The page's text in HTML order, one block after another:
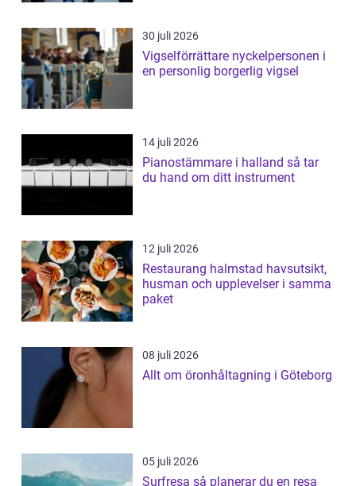
30 juli 2026
Vigselförrättare nyckelpersonen i
en personlig borgerlig vigsel
14 juli 2026
Pianostämmare i halland så tar
du hand om ditt instrument
12 juli 2026
Restaurang halmstad havsutsikt,
husman och upplevelser i samma
paket
08 juli 2026
Allt om öronhåltagning i Göteborg
05 juli 2026
Surfresa så planerar du en resa